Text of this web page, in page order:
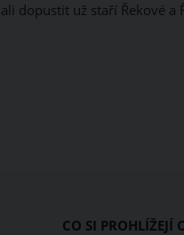
dopustit už staří Řekové a
CO SI PROHLÍŽEJÍ